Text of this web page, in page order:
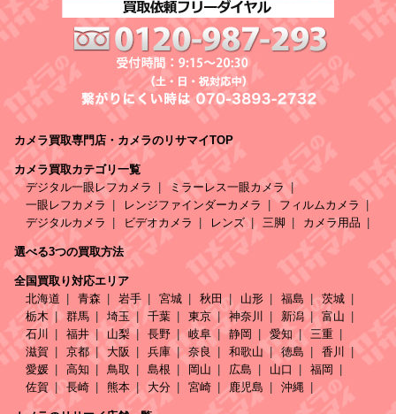
カメラ買取専門店・カメラのリサマイTOP
カメラ買取カテゴリ一覧
デジタル一眼レフカメラ
ミラーレス一眼カメラ
一眼レフカメラ
レンジファインダーカメラ
フィルムカメラ
デジタルカメラ
ビデオカメラ レンズ 三脚 カメラ用品
選べる3つの買取方法
全国買取り対応エリア
北海道
青森 岩手 宮城 秋田 山形 福島
茨城
栃木
群馬 埼玉 千葉 東京 神奈川 新潟
富山
石川
福井 山梨 長野 岐阜 静岡 愛知
三重
滋賀
京都 大阪 兵庫 奈良 和歌山 徳島
香川
愛媛
高知 鳥取 島根 岡山 広島 山口
福岡
佐賀
長崎 熊本 大分 宮崎 鹿児島 沖縄